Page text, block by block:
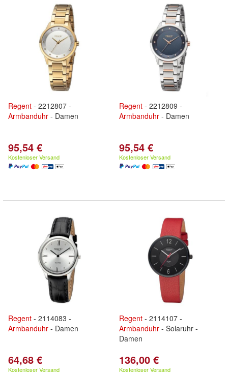
Regent - 2212807 -
Armbanduhr - Damen
95,54 €
Kostenloser Versand
Regent - 2212809 -
Armbanduhr - Damen
95,54 €
Kostenloser Versand
Regent - 2114083 -
Armbanduhr - Damen
64,68 €
Kostenloser Versand
Regent - 2114107 -
Armbanduhr - Solaruhr -
Damen
136,00 €
Kostenloser Versand